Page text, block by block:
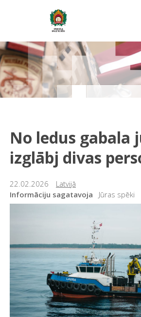
No ledus gabala
izglābj divas
22.02.2026
Latvijā
Informāciju sagatavoja
Jūras spēki